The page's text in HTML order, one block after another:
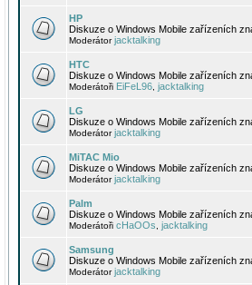
HP
Diskuze o Windows Mobile zařízeních
Moderátorjacktalking
HTC
Diskuze o Windows Mobile zařízeních
Moderátoři EiFeL96 jacktalking
LG
Diskuze o Windows Mobile zařízeních
Moderátorjacktalking
MiTAC Mio
Diskuze o Windows Mobile zařízeních
Moderátorjacktalking
Palm
Diskuze o Windows Mobile zařízeních
Moderátoři cHaOOs jacktalking
Samsung
Diskuze o Windows Mobile zařízeních
Moderátorjacktalking